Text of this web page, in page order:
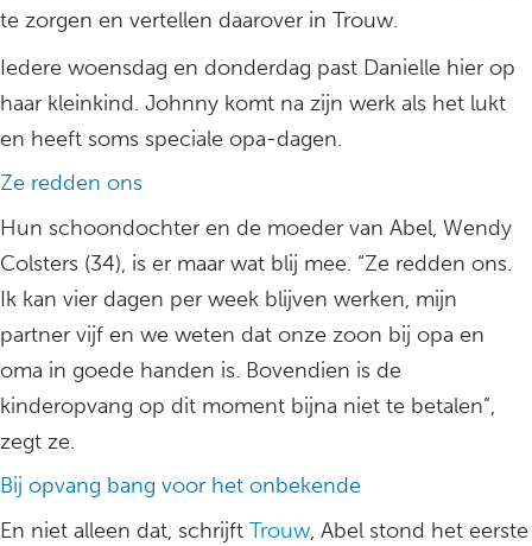
te zorgen en vertellen daarover in Trouw.
Iedere woensdag en donderdag past Danielle hier op
haar kleinkind. Johnny komt na zijn werk als het lukt
en heeft soms speciale opa-dagen.
Ze redden ons
Hun schoondochter en de moeder van Abel, Wendy
Colsters (34), is er maar wat blij mee. “Ze redden ons.
Ik kan vier dagen per week blijven werken, mijn
partner vijf en we weten dat onze zoon bij opa en
oma in goede handen is. Bovendien is de
kinderopvang op dit moment bijna niet te betalen”,
zegt ze.
Bij opvang bang voor het onbekende
En niet alleen dat, schrijft Trouw, Abel stond het eerste